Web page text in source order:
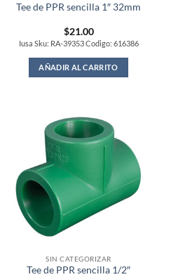
Tee de PPR sencilla 1″ 32mm
$21.00
Iusa Sku: RA-39353 Codigo: 616386
AÑADIR AL CARRITO
SIN CATEGORIZAR
Tee de PPR sencilla 1/2″